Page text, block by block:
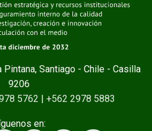
Pintana, Santiago - Chile - Casilla
9206
5762 +562 2978 5883
en: